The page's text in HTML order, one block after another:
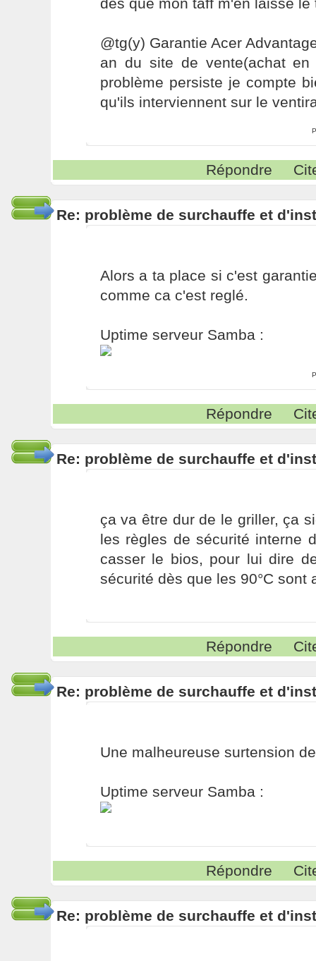
@tg(y) Garantie Acer
an du site de vente(achat
problème persiste je compte
qu'ils interviennent sur le
Répondre
Re: problème de surchauffe et
Alors a ta place si c'est
comme ca c'est reglé.
Uptime serveur Samba :
Répondre
Re: problème de surchauffe et
ça va être dur de le griller, ça
les règles de sécurité interne
casser le bios, pour lui dire
sécurité dès que les 90°C sont
Répondre
Re: problème de surchauffe et
Une malheureuse surtension
Uptime serveur Samba :
Répondre
Re: problème de surchauffe et